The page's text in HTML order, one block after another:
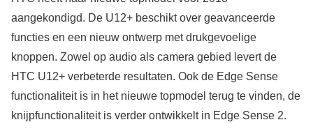
aangekondigd. De U12+ beschikt over geavanceerde
functies en een nieuw ontwerp met drukgevoelige
knoppen. Zowel op audio als camera gebied levert de
HTC U12+ verbeterde resultaten. Ook de Edge Sense
functionaliteit is in het nieuwe topmodel terug te vinden, de
knijpfunctionaliteit is verder ontwikkelt in Edge Sense 2.